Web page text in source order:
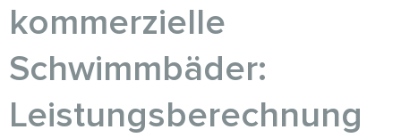
kommerzielle
Schwimmbäder:
Leistungsberechnung